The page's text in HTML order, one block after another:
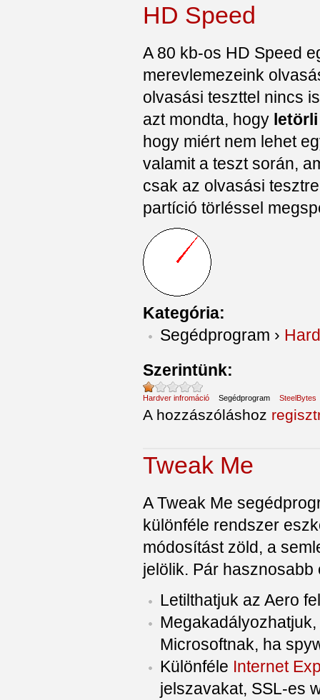
HD Speed
A 80 kb-os HD Speed
merevlemezeink
olvasási teszttel nincs
azt mondta, hogy
hogy miért nem lehet
valamit a teszt során,
csak az olvasási
partíció törléssel
Kategória:
Segédprogram ›
Szerintünk:
Hardver infromáció Segédprogram SteelBytes
A hozzászóláshoz
Tweak Me
A Tweak Me
különféle rendszer
módosítást zöld, a
jelölik. Pár hasznosabb
Letilthatjuk az Aero
Microsoftnak, ha
Különféle Internet
jelszavakat, SSL-es